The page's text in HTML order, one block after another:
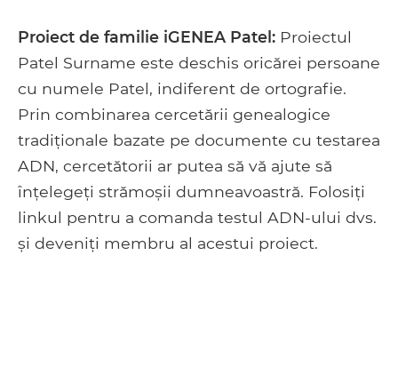
Proiect de familie iGENEA Patel: Proiectul
Patel Surname este deschis oricărei persoane
cu numele Patel, indiferent de ortografie.
Prin combinarea cercetării genealogice
tradiționale bazate pe documente cu testarea
ADN, cercetătorii ar putea să vă ajute să
înțelegeți strămoșii dumneavoastră. Folosiți
linkul pentru a comanda testul ADN-ului dvs.
și deveniți membru al acestui proiect.